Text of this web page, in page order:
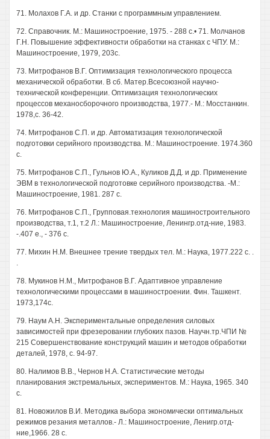
71. Молахов Г.А. и др. Станки с программным управлением.
72. Справочник. М.: Машиностроение, 1975. - 288 с.• 71. Молчанов
Г.Н. Повышение эффективности обработки на станках с ЧПУ. М.:
Машиностроение, 1979, 203с.
73. Митрофанов В.Г. Оптимизация технологического процесса
механической обработки. В сб. Матер.Всесоюзной научно-
технической конференции. Оптимизация технологических
процессов механосборочного производства, 1977.- М.: Мосстанкин.
1978,с. 36-42.
74. Митрофанов С.П. и др. Автоматизация технологической
подготовки серийного производства. М.: Машиностроение. 1974.360
с.
75. Митрофанов С.П., Гульнов Ю.А., Куликов Д.Д. и др. Применение
ЭВМ в технологической подготовке серийного производства. -М.:
Машиностроение, 1981. 287 с.
76. Митрофанов С.П., Групповая.технология машиностроительного
производства, т.1, т.2 Л.: Машиностроение, Ленингр.отд-ние, 1983.
-.407 е., - 376 с.
77. Михин Н.М. Внешнее трение твердых тел. М.: Наука, 1977.222 с. .
.
78. Мукинов Н.М., Митрофанов В.Г. Адаптивное управление
технологическими процессами в машиностроении. Фин. Ташкент.
1973,174с.
79. Наум А.Н. Экспериментальные определения силовых
зависимостей при фрезеровании глубоких пазов. Научн.тр.ЧПИ №
215 Совершенствование конструкций машин и методов обработки
деталей, 1978, с. 94-97.
80. Налимов В.В., Чернов H.A. Статистические методы
планирования экстремальных, экспериментов. М.: Наука, 1965. 340
с.
81. Новожилов В.И. Методика выбора экономически оптимальных
режимов резания металлов.- Л.: Машиностроение, Ленигр.отд-
ние,1966. 28 с.